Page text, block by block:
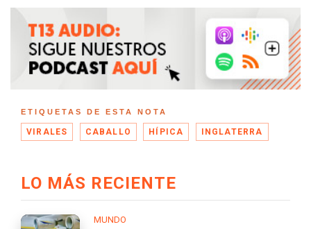
ETIQUETAS DE ESTA NOTA
VIRALES CABALLO HÍPICA INGLATERRA
LO MÁS RECIENTE
MUNDO